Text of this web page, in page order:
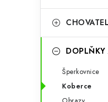
e
DOPLŇKY
Šperkovnice
Koberce